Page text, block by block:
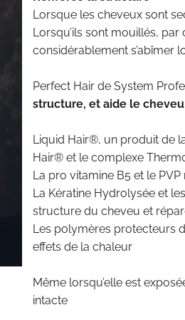
Lorsque les cheveux sont
Lorsqu’ils sont mouillés,
considérablement s’abîmer
Perfect Hair de System
structure, et aide le
Liquid Hair®, un produit de
Hair® et le complexe
La pro vitamine B5 et le
La Kératine Hydrolysée et
structure du cheveu et
Les polymères protecteurs
effets de la chaleur
Même lorsqu’elle est
intacte